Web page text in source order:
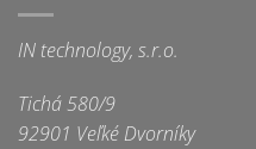
IN technology, s.r.o.
Tichá 580/9
92901 Veľké Dvorníky